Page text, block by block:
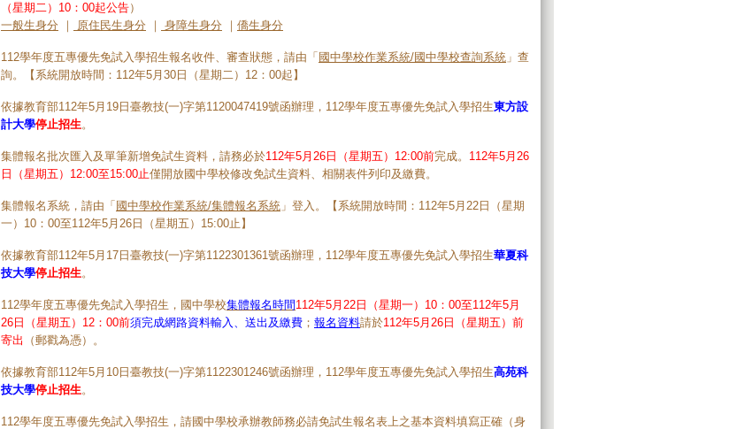
（星期二）10：00起公告）
一般生身分 ｜ 原住民生身分 ｜ 身障生身分 ｜ 僑生身分
112學年度五專優先免試入學招生報名收件、審查狀態，請由「 國中學校作業系統/國中學校查詢系統 」查
詢。【系統開放時間：112年5月30日（星期二）12：00起】
依據教育部112年5月19日臺教技(一)字第1120047419號函辦理，112學年度五專優先免試入學招生東方設
計大學停止招生。
集體報名批次匯入及單筆新增免試生資料，請務必於112年5月26日（星期五）12:00前完成。 112年5月26
日（星期五）12:00至15:00止僅開放國中學校修改免試生資料、相關表件列印及繳費。
集體報名系統，請由「 國中學校作業系統/集體報名系統 」登入。【系統開放時間：112年5月22日（星期
一）10：00至112年5月26日（星期五）15:00止】
依據教育部112年5月17日臺教技(一)字第1122301361號函辦理，112學年度五專優先免試入學招生華夏科
技大學停止招生。
112學年度五專優先免試入學招生，國中學校集體報名時間 112年5月22日（星期一）10：00至112年5月
26日（星期五）12：00前須完成網路資料輸入、送出及繳費 ； 報名資料請於112年5月26日（星期五）前
寄出
（郵戳為憑）。
依據教育部112年5月10日臺教技(一)字第1122301246號函辦理，112學年度五專優先免試入學招生高苑科
技大學停止招生。
112學年度五專優先免試入學招生，請國中學校承辦教師務必請免試生報名表上之基本資料填寫正確（身